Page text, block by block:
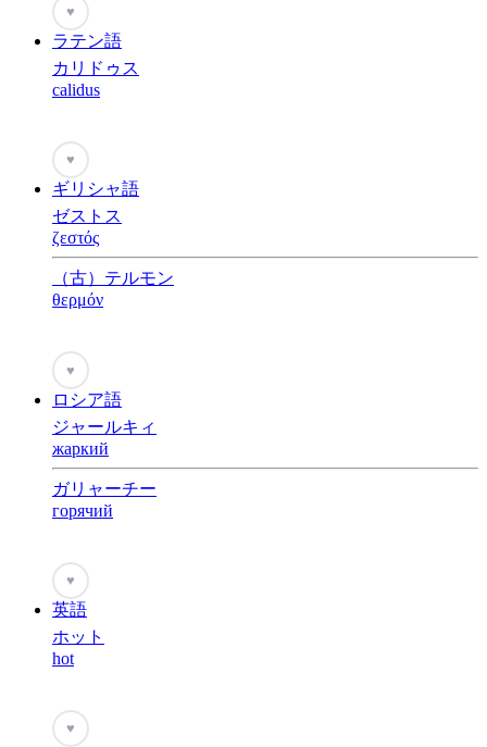
♥
ラテン語
カリドゥス
calidus
♥
ギリシャ語
ゼストス
ζεστός
（古）テルモン
θερμόν
♥
ロシア語
ジャールキィ
жаркий
ガリャーチー
горячий
♥
英語
ホット
hot
♥